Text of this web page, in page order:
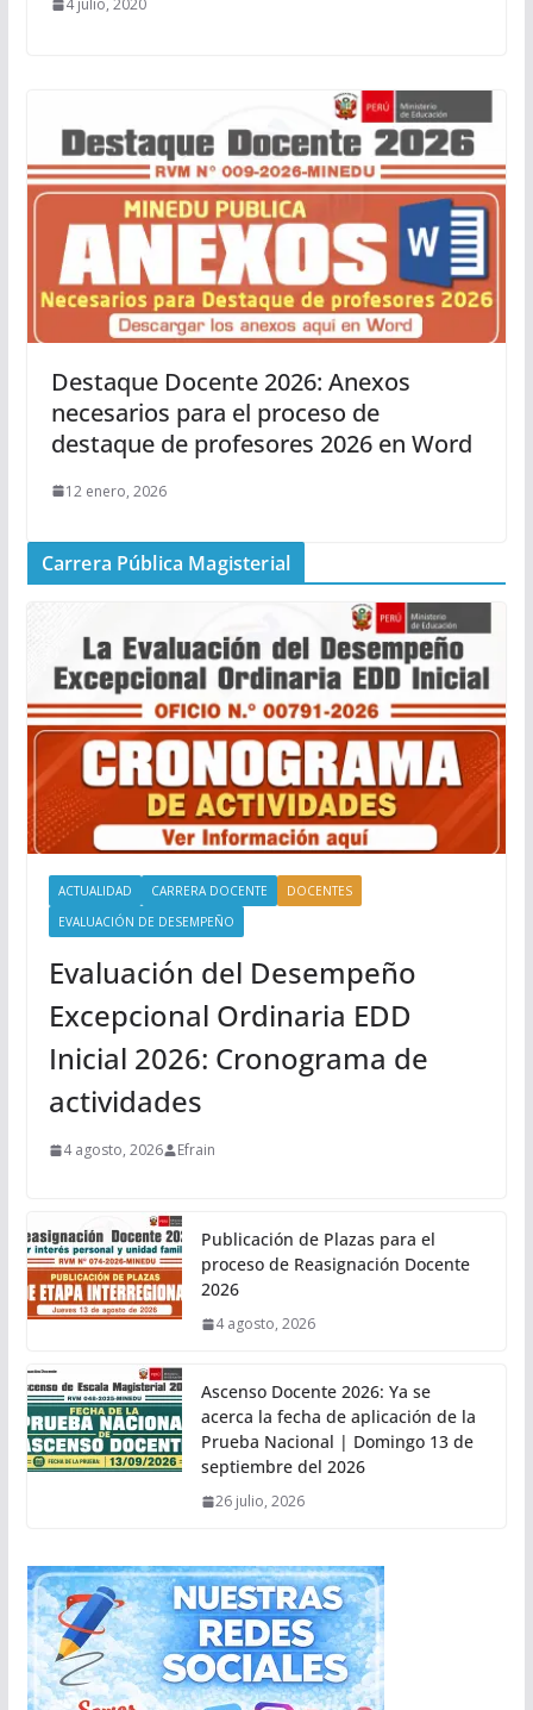
4 julio, 2020
Destaque Docente 2026: Anexos
necesarios para el proceso de
destaque de profesores 2026 en Word
12 enero, 2026
Carrera Pública Magisterial
ACTUALIDAD CARRERA DOCENTE
DOCENTES
EVALUACIÓN DE DESEMPEÑO
Evaluación del Desempeño
Excepcional Ordinaria EDD
Inicial 2026: Cronograma de
actividades
4 agosto, 2026 Efrain
Publicación de Plazas para el
proceso de Reasignación Docente
2026
4 agosto, 2026
Ascenso Docente 2026: Ya se
acerca la fecha de aplicación de la
Prueba Nacional | Domingo 13 de
septiembre del 2026
26 julio, 2026